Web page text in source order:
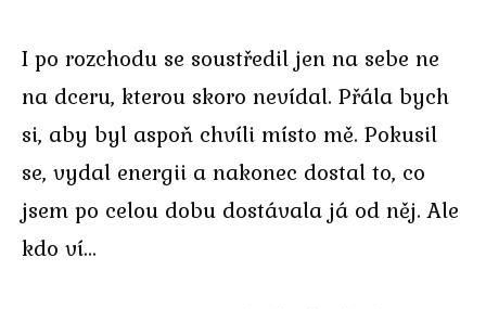
I po rozchodu se soustředil jen na sebe ne
na dceru, kterou skoro nevídal. Přála bych
si, aby byl aspoň chvíli místo mě. Pokusil
se, vydal energii a nakonec dostal to, co
jsem po celou dobu dostávala já od něj. Ale
kdo ví…